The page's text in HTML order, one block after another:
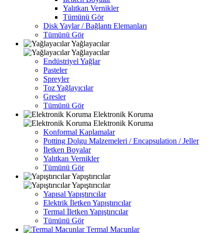
Yalıtkan Vernikler
Tümünü Gör
Disk Yaylar / Bağlantı Elemanları
Tümünü Gör
Yağlayacılar
Yağlayacılar
Endüstriyel Yağlar
Pasteler
Spreyler
Toz Yağlayıcılar
Gresler
Tümünü Gör
Elektronik Koruma
Elektronik Koruma
Konformal Kaplamalar
Potting Dolgu Malzemeleri / Encapsulation / Jeller
İletken Boyalar
Yalıtkan Vernikler
Tümünü Gör
Yapıştırıcılar
Yapıştırıcılar
Yapısal Yapıştırıcılar
Elektrik İletken Yapıştırıcılar
Termal İletken Yapıştırıcılar
Tümünü Gör
Termal Macunlar